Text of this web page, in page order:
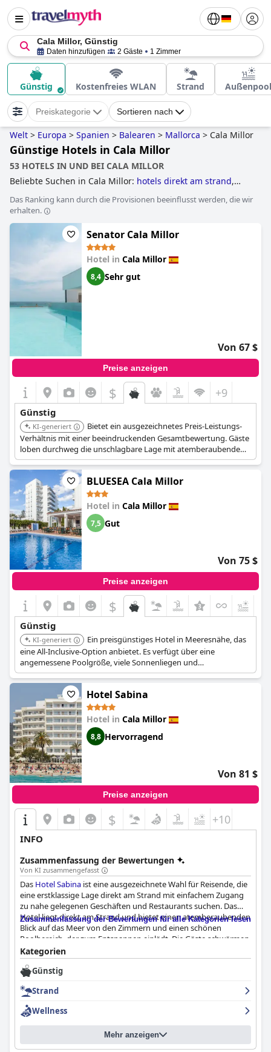
Cala Millor, Günstig
Daten hinzufügen 2 Gäste 1 Zimmer
Günstig Kostenfreies WLAN Strand Außenpool
Preiskategorie Sortieren nach
Welt > Europa > Spanien > Balearen > Mallorca > Cala Millor
Günstige Hotels in Cala Millor
53 HOTELS IN UND BEI CALA MILLOR
Beliebte Suchen in Cala Millor: hotels direkt am strand,
Das Ranking kann durch die Provisionen beeinflusst werden, die wir
erhalten.
Senator Cala Millor
Hotel in Cala Millor
8,4 Sehr gut
Von 67 $
Preise anzeigen
$ +9
Günstig
KI-generiert
Bietet ein ausgezeichnetes Preis-Leistungs-
Verhältnis mit einer beeindruckenden Gesamtbewertung. Gäste
loben durchweg die unschlagbare Lage mit atemberaubendem
Meerblick, die außergewöhnliche Leistung des Personals und
die sorgfältig gepflegte, saubere Umgebung, was es zu einer
Top-Wahl für preisbewusste Reisende macht, die einen
erholsamen Aufenthalt suchen.
BLUESEA Cala Millor
Hotel in Cala Millor
7,5 Gut
Von 75 $
Preise anzeigen
$
Günstig
KI-generiert
Ein preisgünstiges Hotel in Meeresnähe, das
eine All-Inclusive-Option anbietet. Es verfügt über eine
angemessene Poolgröße, viele Sonnenliegen und
Sonnenschirme. Es liegt günstig, nur 5 Gehminuten vom Strand
entfernt.
Hotel Sabina
Hotel in Cala Millor
8,8 Hervorragend
Von 81 $
Preise anzeigen
$ +10
INFO
Zusammenfassung der Bewertungen
Von KI zusammengefasst
Das Hotel Sabina ist eine ausgezeichnete Wahl für Reisende, die
eine erstklassige Lage direkt am Strand mit einfachem Zugang
zu nahe gelegenen Geschäften und Restaurants suchen. Das
Hotel liegt direkt am Strand und bietet einen atemberaubenden
Blick auf das Meer von den Zimmern und einen schönen
Poolbereich, der zum Entspannen einlädt. Die Gäste schwärmen
von der Qualität und Vielfalt der Frühstücks- und Abendbuffets
des Hotels und heben das aufmerksame und freundliche
Personal hervor. Die Zimmer sind modern und geräumig, mit
Das Hotel wird auch für seine Sauberkeit und die Einhaltung der
Covid-19-Maßnahmen gelobt. Einige Gäste berichteten zwar
über kleinere Probleme mit bestimmten Aspekten des Hotels,
wie dem Spa oder dem Speisesaal, aber insgesamt ist das Hotel
eine preiswerte Wahl für einen erholsamen Urlaub.
Zusammenfassung der Bewertungen für alle Kategorien lesen
Kategorien
Günstig
Strand
Wellness
Mehr anzeigen